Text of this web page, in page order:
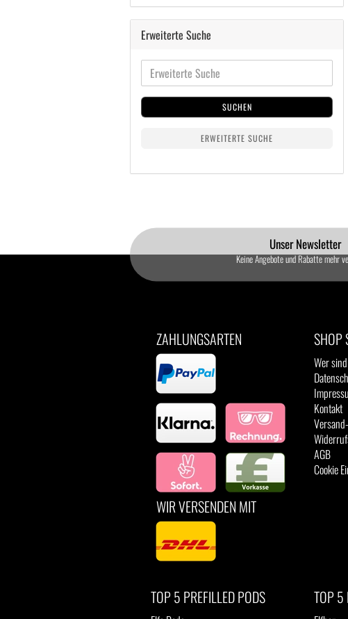
Erweiterte Suche
SUCHEN
ERWEITERTE SUCHE
Unser Newsletter
Keine Angebote und Rabatte mehr
ZAHLUNGSARTEN
WIR VERSENDEN MIT
SHOP
Wer
Kontakt
AGB
Cookie
TOP 5 PREFILLED PODS TOP 5